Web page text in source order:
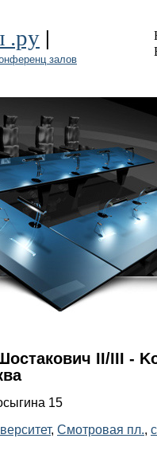
.ру |
залов
II/III -
15
, Смотровая пл.,